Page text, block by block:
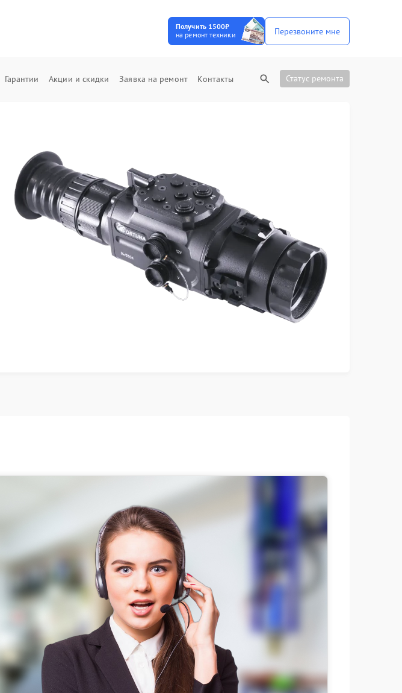
Получить 1500₽
на ремонт техники
Перезвоните мне
Гарантии Акции и скидки Заявка на ремонт Контакты Статус ремонта